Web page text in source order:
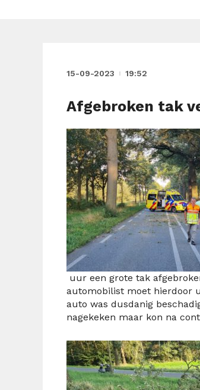
15-09-2023 19:52
Afgebroken tak
uur een grote tak
automobilist moet hierdoor
auto was dusdanig
nagekeken maar kon na